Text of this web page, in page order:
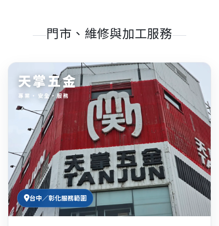
門市、維修與加工服務
天掌五金
專業・安全・服務
台中／彰化服務範圍